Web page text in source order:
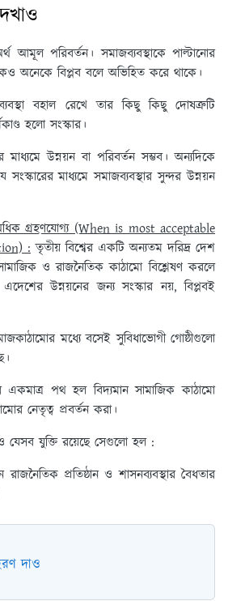
আমূল পরিবর্তন। সমাজব্যবস্থাকে পাল্টানোর
অনেকে বিপ্লব বলে অভিহিত করে থাকে।
বহাল রেখে তার কিছু কিছু দোষত্রুটি
হলো সংস্কার।
মাধ্যমে উন্নয়ন বা পরিবর্তন সম্ভব। অন্যদিকে
সংস্কারের মাধ্যমে সমাজব্যবস্থার সুন্দর উন্নয়ন
গ্রহণযোগ্য (When is most acceptable
: তৃতীয় বিশ্বের একটি অন্যতম দরিদ্র দেশ
ও রাজনৈতিক কাঠামো বিশ্লেষণ করলে
উন্নয়নের জন্য সংস্কার নয়, বিপ্লবই
মধ্যে বসেই সুবিধাভোগী গোষ্ঠীগুলো
পথ হল বিদ্যমান সামাজিক কাঠামো
নেতৃত্ব প্রবর্তন করা।
যেসব যুক্তি রয়েছে সেগুলো হল :
প্রতিষ্ঠান ও শাসনব্যবস্থার বৈধতার
দাও